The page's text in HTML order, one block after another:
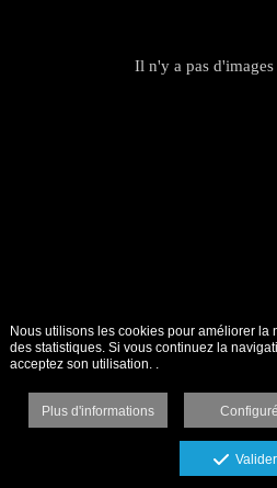
Il n'y a pas
Nous utilisons les cookies pour améliorer la
des statistiques. Si vous continuez la
acceptez son utilisation. .
Plus d'informations Configuré
Valider